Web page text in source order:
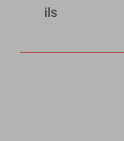
ils